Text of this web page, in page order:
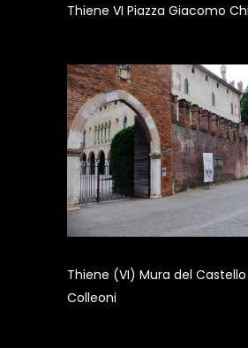
Thiene VI Piazza Giacomo
Thiene (VI) Mura del
Colleoni